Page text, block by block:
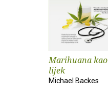
Marihuana kao
lijek
Michael Backes